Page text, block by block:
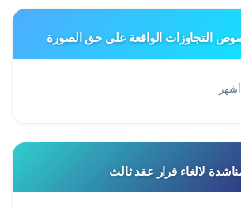
التجاوزات الواقعة على حق الصورة
لالغاء قرار عقد ثالث